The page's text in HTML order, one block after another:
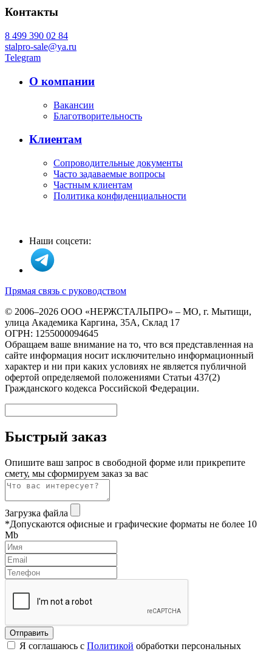
Контакты
8 499 390 02 84
stalpro-sale@ya.ru
Telegram
О компании
Вакансии
Благотворительность
Клиентам
Сопроводительные документы
Часто задаваемые вопросы
Частным клиентам
Политика конфиденциальности
Наши соцсети:
Прямая связь с руководством
© 2006–2026 ООО «НЕРЖСТАЛЬПРО» – МО, г. Мытищи,
улица Академика Каргина, 35А, Склад 17
ОГРН: 1255000094645
Обращаем ваше внимание на то, что вся представленная на
сайте информация носит исключительно информационный
характер и ни при каких условиях не является публичной
офертой определяемой положениями Статьи 437(2)
Гражданского кодекса Российской Федерации.
Быстрый заказ
Опишите ваш запрос в свободной форме или прикрепите
смету, мы сформируем заказ за вас
Загрузка файла
*Допускаются офисные и графические форматы не более 10
Mb
Я соглашаюсь с Политикой обработки персональных